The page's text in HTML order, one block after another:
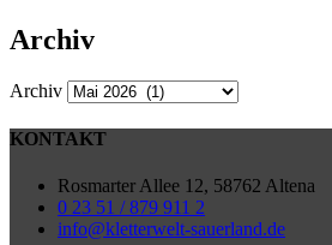
Archiv
Archiv
KONTAKT
Rosmarter Allee 12, 58762 Altena
0 23 51 / 879 911 2
info@kletterwelt-sauerland.de